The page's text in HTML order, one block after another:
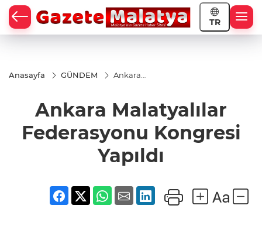
TR
Anasayfa GÜNDEM
Ankara
Kongresi
Yapıldı
Ankara Malatyalılar
Federasyonu Kongresi
Yapıldı